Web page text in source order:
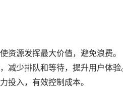
资源发挥最大价值，避免浪费。
减少排队和等待，提升用户体验
投入，有效控制成本。